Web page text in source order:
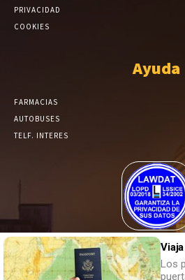
PRIVACIDAD
COOKIES
Ayuda
FARMACIAS
AUTOBUSES
TELF. INTERES
El Periódico de Yecla alcanza un grado
tratamiento de sus
Los